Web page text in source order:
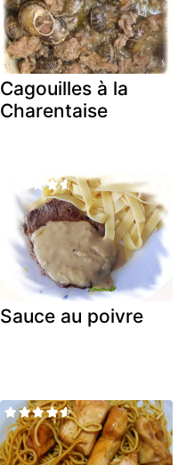
Cagouilles à la
Charentaise
Sauce au poivre